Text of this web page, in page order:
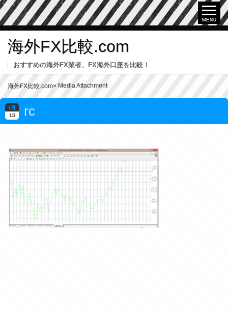
海外FX比較.com
おすすめの海外FX業者、FX海外口座を比較！
海外FX比較.com» Media Attachment
1月
15 rc